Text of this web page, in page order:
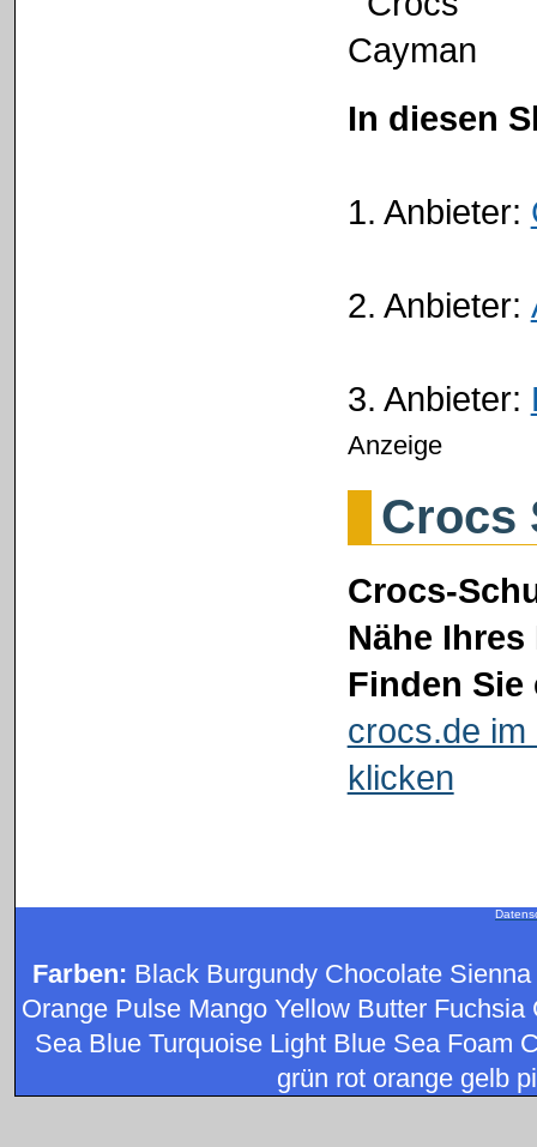
In diesen
1. Anbieter:
2. Anbieter:
3. Anbieter:
Anzeige
Crocs
Crocs-
Nähe
Finden
crocs.de im
klicken
Farben: Black Burgundy Chocolate
Orange Pulse Mango Yellow Butter
Sea Blue Turquoise Light Blue Sea Foam
grün rot orange gelb